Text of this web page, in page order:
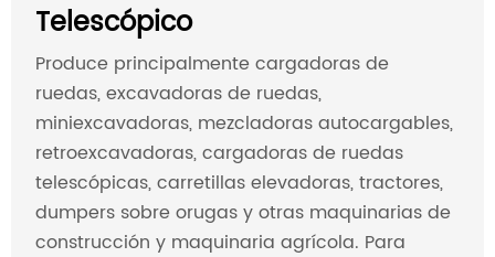
Telescópico
Produce principalmente cargadoras de
ruedas, excavadoras de ruedas,
miniexcavadoras, mezcladoras autocargables,
retroexcavadoras, cargadoras de ruedas
telescópicas, carretillas elevadoras, tractores,
dumpers sobre orugas y otras maquinarias de
construcción y maquinaria agrícola. Para